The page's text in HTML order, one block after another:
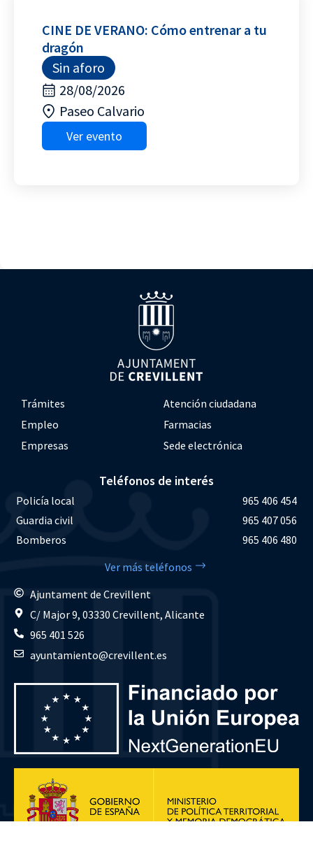
CINE DE VERANO: Cómo entrenar a tu
dragón
Sin aforo
28/08/2026
Paseo Calvario
Ver evento
Trámites
Atención ciudadana
Empleo
Farmacias
Empresas
Sede electrónica
Teléfonos de interés
Policía local
965 406 454
Guardia civil
965 407 056
Bomberos
965 406 480
Ver más teléfonos
Ajuntament de Crevillent
C/ Major 9, 03330 Crevillent, Alicante
965 401 526
ayuntamiento@crevillent.es